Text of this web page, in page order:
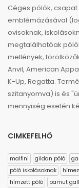
Céges pólók,
emblémázásával
ovisoknak,
megtalálhatóak
mellények,
Anvil, American
K-Up, Regatta.
szitanyomva) is és
mennyiség esetén
CIMKEFELHŐ
malfini gildan póló
póló iskolásoknak
hímzett póló
pamut